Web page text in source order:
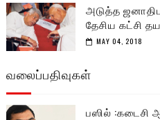
அடுத்த
தேசிய கட்சி
MAY 04, 2018
வலைப்பதிவுகள்
பஸில் :கடைசி